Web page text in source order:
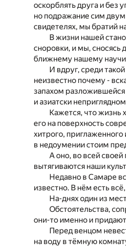
оскорблять друга и без
но подражание сим
свидетелях, мы братий
В жизни нашей
сноровки, и мы, сносясь
ближнему нашему
И вдруг, среди
неизвестно почему -
запахом
и азиатски
Кажется, что жизнь
его на поверхность
хитрого,
в недоумении стоим
А оно, во всей
вытягиваются наши
Недавно в Самаре
известно. В нём есть
На-днях один из
Обстоятельства,
они-то именно и
Перед венцом
на воду в тёмную